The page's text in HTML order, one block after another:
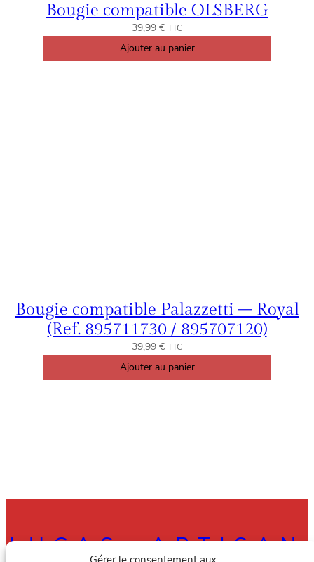
Bougie compatible OLSBERG
39,99 € TTC
Ajouter au panier
Bougie compatible Palazzetti – Royal
(Ref. 895711730 / 895707120)
39,99 € TTC
Ajouter au panier
LUCAS, ARTISAN